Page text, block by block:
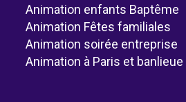
Animation enfants Baptême
Animation Fêtes familiales
Animation soirée entreprise
Animation à Paris et banlieue